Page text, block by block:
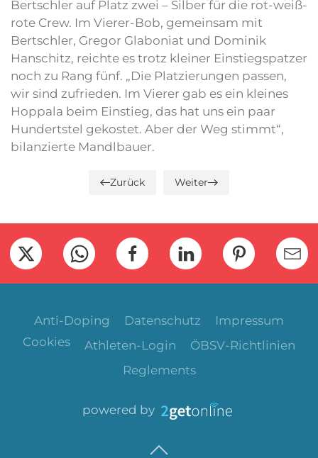
Bertschler auf Platz zwei – Silber für die rot-weiß-
rote Crew. Im Vierer-Bob, gemeinsam mit
Bertschler, Gregor Glaboniat und Dominik
Hanschitz, reichte es trotz kleiner Einstiegspatzer
noch zu Rang fünf. „Die Platzierungen passen,
wir sind zufrieden. Im Vierer gab es ein kleines
Hoppala beim Einstieg, das hat uns ein paar
Hundertstel gekostet. Aber der Weg stimmt“,
bilanzierte Mandlbauer.
Zurück Weiter
Anti-Doping Datenschutz
Impressum
Cookies
Athleten-Login
ÖBSV-Richtlinien
Reglements
powered by